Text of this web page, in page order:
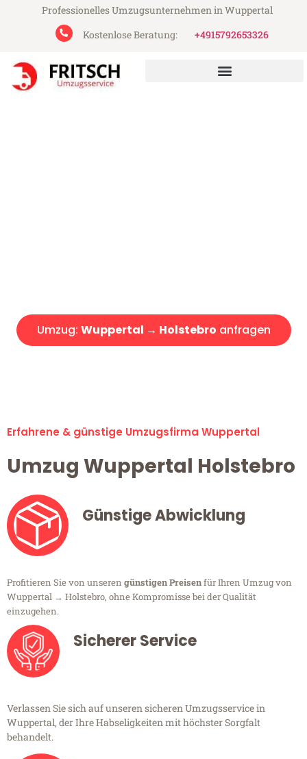
Professionelles Umzugsunternehmen in Wuppertal
Kostenlose Beratung:
+4915792653326
Umzug: Wuppertal → Holstebro anfragen
Erfahrene & günstige Umzugsfirma Wuppertal
Umzug Wuppertal Holstebro
Günstige Abwicklung
Profitieren Sie von unseren günstigen Preisenfür Ihren Umzug von
Wuppertal → Holstebro, ohne Kompromisse bei der Qualität
einzugehen.
Sicherer Service
Verlassen Sie sich auf unseren sicheren Umzugsservice in
Wuppertal, der Ihre Habseligkeiten mit höchster Sorgfalt
behandelt.